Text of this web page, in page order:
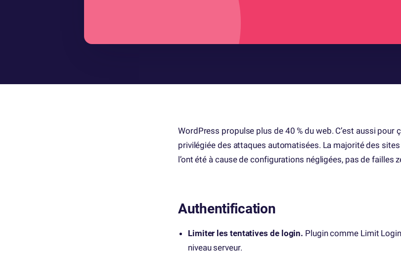
WordPress propulse plus de 40 % du web. C’est aussi pour
privilégiée des attaques automatisées. La majorité des
l’ont été à cause de configurations négligées, pas de failles
Authentification
Limiter les tentatives de login. Plugin comme Limit
niveau serveur.